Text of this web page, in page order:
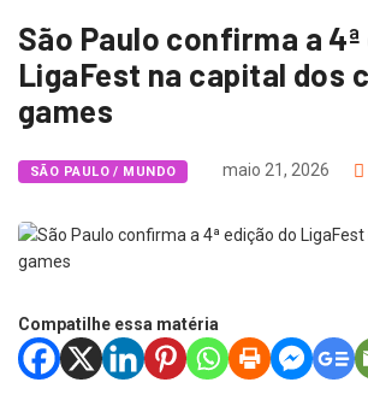
São Paulo confirma a
LigaFest na capital dos
games
SÃO PAULO / MUNDO maio 21, 2026
Compatilhe essa matéria